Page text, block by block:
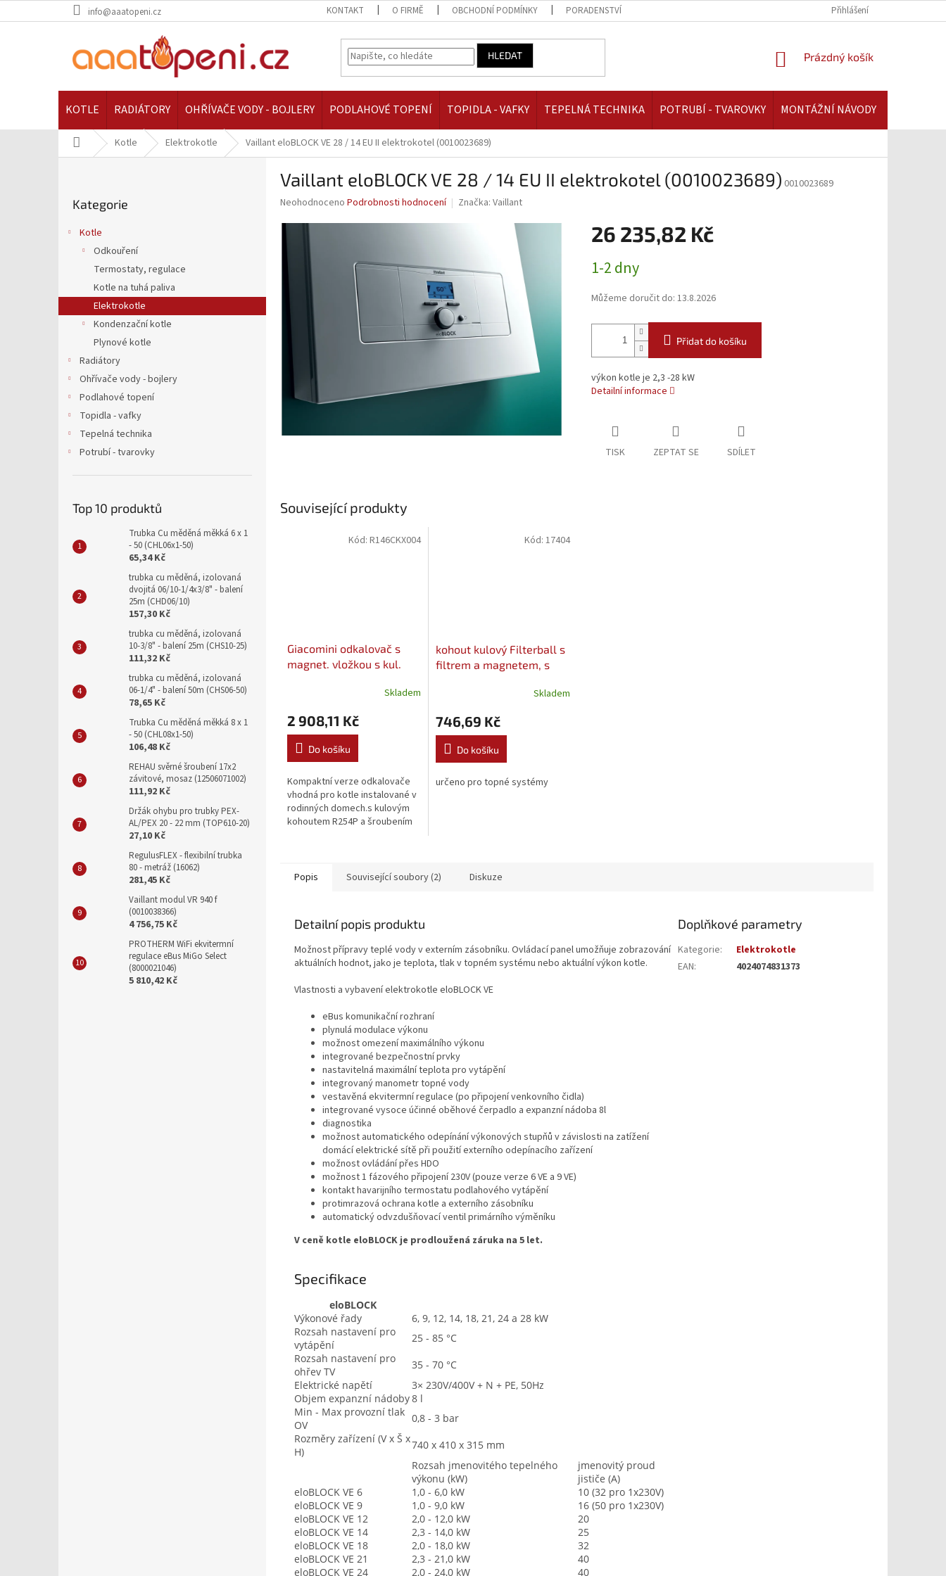
na
info@aaatopeni.cz KONTAKT O FIRMĚ OBCHODNÍ PODMÍNKY PORADENSTVÍ PLATBA A DOPRAVA |
Přihlášení
HLEDAT
NÁKUPNÍ
Prázdný košík
KOTLE RADIÁTORY OHŘÍVAČE VODY - BOJLERY PODLAHOVÉ TOPENÍ TOPIDLA - VAFKY TEPELNÁ TECHNIKA POTRUBÍ - TVAROVKY MONTÁŽNÍ NÁVODY
Domů Kotle Elektrokotle Vaillant eloBLOCK VE 28 / 14 EU II elektrokotel (0010023689)
a
kategorie
Kategorie
Kotle
Odkouření
Termostaty, regulace
Kotle na tuhá paliva
Elektrokotle
Kondenzační kotle
Plynové kotle
Radiátory
Ohřívače vody - bojlery
Podlahové topení
Topidla - vafky
Tepelná technika
Potrubí - tvarovky
Top 10 produktů
Trubka Cu měděná měkká 6 x 1
- 50 (CHL06x1-50)
65,34 Kč
trubka cu měděná, izolovaná
dvojitá 06/10-1/4x3/8" - balení
25m (CHD06/10)
157,30 Kč
trubka cu měděná, izolovaná
10-3/8" - balení 25m (CHS10-25)
111,32 Kč
trubka cu měděná, izolovaná
06-1/4" - balení 50m (CHS06-50)
78,65 Kč
Trubka Cu měděná měkká 8 x 1
- 50 (CHL08x1-50)
106,48 Kč
REHAU svěrné šroubení 17x2
závitové, mosaz (12506071002)
111,92 Kč
Držák ohybu pro trubky PEX-
AL/PEX 20 - 22 mm (TOP610-20)
27,10 Kč
RegulusFLEX - flexibilní trubka
80 - metráž (16062)
281,45 Kč
Vaillant modul VR 940 f
(0010038366)
4 756,75 Kč
PROTHERM WiFi ekvitermní
regulace eBus MiGo Select
(8000021046)
5 810,42 Kč
Vaillant eloBLOCK VE 28 / 14 EU II elektrokotel (0010023689) 0010023689
Průměrné
produktu
Neohodnoceno Podrobnosti hodnocení Značka: Vaillant
26 235,82 Kč
cena:
1-2 dny
Můžeme doručit do: 13.8.2026
Přidat do košíku
výkon kotle je 2,3 -28 kW
Detailní informace
TISK ZEPTAT SE SDÍLET
Související produkty
Giacomini odkalovač s
magnet. vložkou s kul.
Skladem
2 908,11 Kč
Do košíku
Kompaktní verze odkalovače
vhodná pro kotle instalované v
rodinných domech.s kulovým
kohoutem R254P a šroubením
Kód: R146CKX004
kohout kulový Filterball s
filtrem a magnetem, s
Skladem
746,69 Kč
Do košíku
určeno pro topné systémy
Kód: 17404
Popis Související soubory (2) Diskuze
Detailní popis produktu
Možnost přípravy teplé vody v externím zásobníku. Ovládací panel umožňuje zobrazování
aktuálních hodnot, jako je teplota, tlak v topném systému nebo aktuální výkon kotle.
Vlastnosti a vybavení elektrokotle eloBLOCK VE
eBus komunikační rozhraní
plynulá modulace výkonu
možnost omezení maximálního výkonu
integrované bezpečnostní prvky
nastavitelná maximální teplota pro vytápění
integrovaný manometr topné vody
vestavěná ekvitermní regulace (po připojení venkovního čidla)
integrované vysoce účinné oběhové čerpadlo a expanzní nádoba 8l
diagnostika
možnost automatického odepínání výkonových stupňů v závislosti na zatížení
domácí elektrické sítě při použití externího odepínacího zařízení
možnost ovládání přes HDO
možnost 1 fázového připojení 230V (pouze verze 6 VE a 9 VE)
kontakt havarijního termostatu podlahového vytápění
protimrazová ochrana kotle a externího zásobníku
automatický odvzdušňovací ventil primárního výměníku
V ceně kotle eloBLOCK je prodloužená záruka na 5 let.
Specifikace
eloBLOCK
Výkonové řady
6, 9, 12, 14, 18, 21, 24 a 28 kW
Rozsah nastavení pro
vytápění
25 - 85 °C
Rozsah nastavení pro
ohřev TV
35 - 70 °C
Elektrické napětí
3× 230V/400V + N + PE, 50Hz
Objem expanzní nádoby8 l
Min - Max provozní tlak
OV
0,8 - 3 bar
Rozměry zařízení (V x Š x
H)
740 x 410 x 315 mm
Rozsah jmenovitého tepelného
výkonu (kW)
jmenovitý proud
jističe (A)
eloBLOCK VE 6
1,0 - 6,0 kW
10 (32 pro 1x230V)
eloBLOCK VE 9
1,0 - 9,0 kW
16 (50 pro 1x230V)
eloBLOCK VE 12
2,0 - 12,0 kW
20
eloBLOCK VE 14
2,3 - 14,0 kW
25
eloBLOCK VE 18
2,0 - 18,0 kW
32
eloBLOCK VE 21
2,3 - 21,0 kW
40
eloBLOCK VE 24
2,0 - 24,0 kW
40
Doplňkové parametry
Kategorie:
Elektrokotle
EAN: 4024074831373